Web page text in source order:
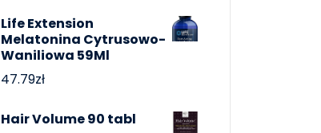
Life Extension
Melatonina Cytrusowo-
Waniliowa 59Ml
47.79zł
Hair Volume 90 tabl